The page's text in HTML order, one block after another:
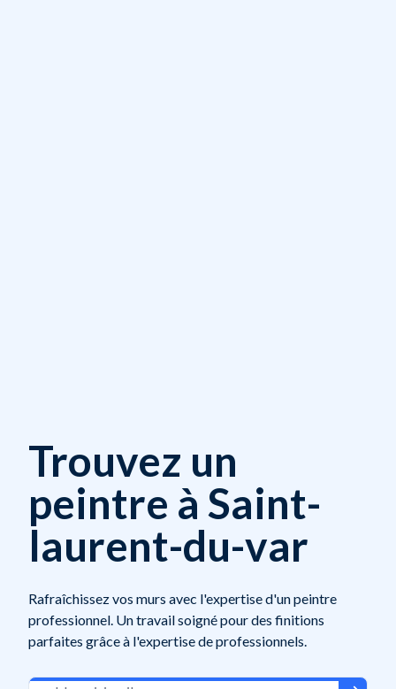
Trouvez un
peintre à Saint-
laurent-du-var
Rafraîchissez vos murs avec l'expertise d'un peintre
professionnel. Un travail soigné pour des finitions
parfaites grâce à l'expertise de professionnels.